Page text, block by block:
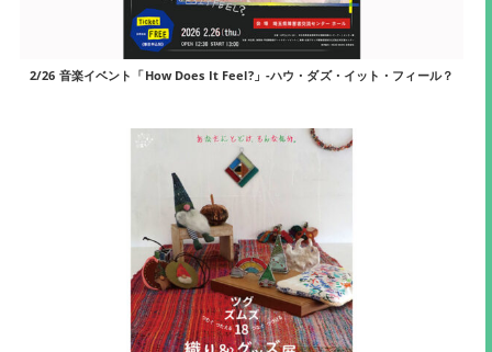
2/26 音楽イベント「How Does It Feel?」-ハウ・ダズ・イット・フィール？